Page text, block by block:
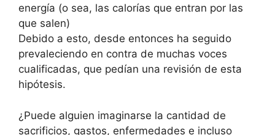
energía (o sea, las calorías que entran por las
que salen)
Debido a esto, desde entonces ha seguido
prevaleciendo en contra de muchas voces
cualificadas, que pedían una revisión de esta
hipótesis.
¿Puede alguien imaginarse la cantidad de
sacrificios, gastos, enfermedades e incluso